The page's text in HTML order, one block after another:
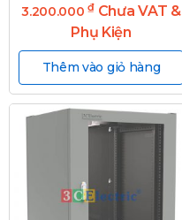
3.200.000₫ Chưa VAT &
Phụ Kiện
Thêm vào giỏ hàng